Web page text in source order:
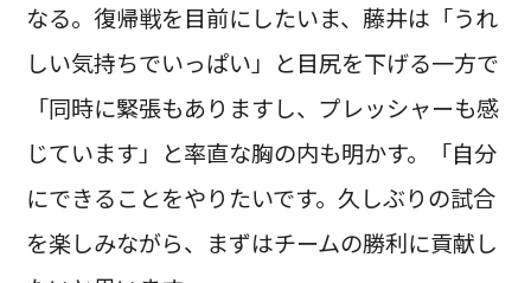
なる。復帰戦を目前にしたいま、藤井は「うれ
しい気持ちでいっぱい」と目尻を下げる一方で
「同時に緊張もありますし、プレッシャーも感
じています」と率直な胸の内も明かす。「自分
にできることをやりたいです。久しぶりの試合
を楽しみながら、まずはチームの勝利に貢献し